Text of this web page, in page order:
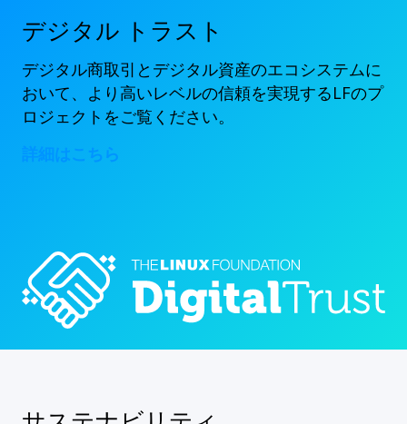
デジタル トラスト
デジタル商取引とデジタル資産のエコシステムに
おいて、より高いレベルの信頼を実現するLFのプ
ロジェクトをご覧ください。
詳細はこちら